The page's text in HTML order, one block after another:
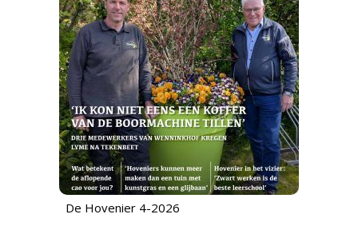
De Hovenier 4-2026